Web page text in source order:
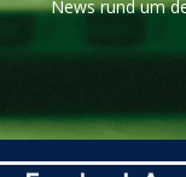
News rund um